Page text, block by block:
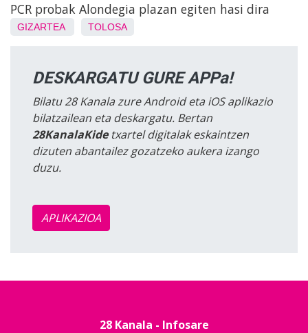
PCR probak Alondegia plazan egiten hasi dira
GIZARTEA TOLOSA
DESKARGATU GURE APPa!
Bilatu 28 Kanala zure Android eta iOS aplikazio
bilatzailean eta deskargatu. Bertan
28KanalaKidetxartel digitalak eskaintzen
dizuten abantailez gozatzeko aukera izango
duzu.
APLIKAZIOA
28 Kanala - Infosare